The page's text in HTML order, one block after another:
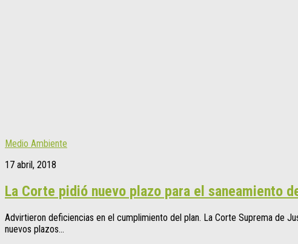
Medio Ambiente
17 abril, 2018
La Corte pidió nuevo plazo para el saneamiento
Advirtieron deficiencias en el cumplimiento del plan. La Corte Suprema de
nuevos plazos...